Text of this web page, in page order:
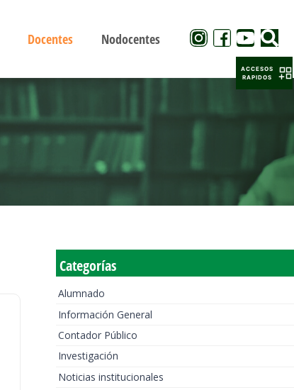
Docentes Nodocentes
Categorías
Alumnado
Información General
Contador Público
Investigación
Noticias institucionales
ACCESOS
RAPIDOS